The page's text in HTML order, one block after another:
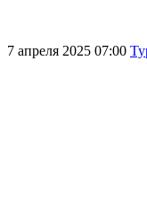
7 апреля 2025 07:00